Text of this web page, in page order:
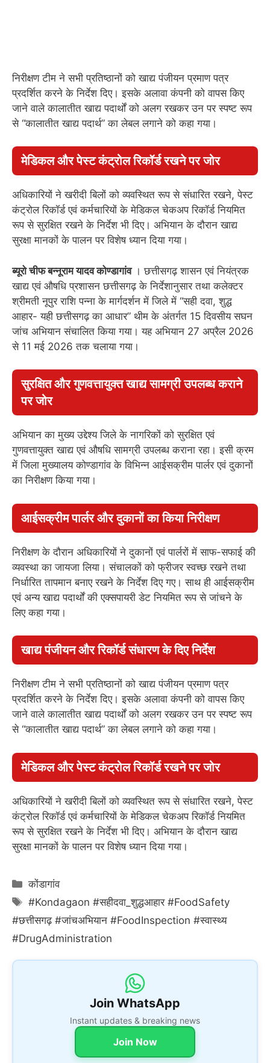
निरीक्षण टीम ने सभी प्रतिष्ठानों को खाद्य पंजीयन प्रमाण पत्र
प्रदर्शित करने के निर्देश दिए। इसके अलावा कंपनी को वापस किए
जाने वाले कालातीत खाद्य पदार्थों को अलग रखकर उन पर स्पष्ट रूप
से “कालातीत खाद्य पदार्थ” का लेबल लगाने को कहा गया।
मेडिकल और पेस्ट कंट्रोल रिकॉर्ड रखने पर जोर
अधिकारियों ने खरीदी बिलों को व्यवस्थित रूप से संधारित रखने, पेस्ट
कंट्रोल रिकॉर्ड एवं कर्मचारियों के मेडिकल चेकअप रिकॉर्ड नियमित
रूप से सुरक्षित रखने के निर्देश भी दिए। अभियान के दौरान खाद्य
सुरक्षा मानकों के पालन पर विशेष ध्यान दिया गया।
ब्यूरो चीफ बन्नूराम यादव कोण्डागांव। छत्तीसगढ़ शासन एवं नियंत्रक
खाद्य एवं औषधि प्रशासन छत्तीसगढ़ के निर्देशानुसार तथा कलेक्टर
श्रीमती नूपुर राशि पन्ना के मार्गदर्शन में जिले में “सही दवा, शुद्ध
आहार- यही छत्तीसगढ़ का आधार” थीम के अंतर्गत 15 दिवसीय सघन
जांच अभियान संचालित किया गया। यह अभियान 27 अप्रैल 2026
से 11 मई 2026 तक चलाया गया।
सुरक्षित और गुणवत्तायुक्त खाद्य सामग्री उपलब्ध कराने
पर जोर
अभियान का मुख्य उद्देश्य जिले के नागरिकों को सुरक्षित एवं
गुणवत्तायुक्त खाद्य एवं औषधि सामग्री उपलब्ध कराना रहा। इसी क्रम
में जिला मुख्यालय कोण्डागांव के विभिन्न आईसक्रीम पार्लर एवं दुकानों
का निरीक्षण किया गया।
आईसक्रीम पार्लर और दुकानों का किया निरीक्षण
निरीक्षण के दौरान अधिकारियों ने दुकानों एवं पार्लरों में साफ-सफाई की
व्यवस्था का जायजा लिया। संचालकों को फ्रीजर स्वच्छ रखने तथा
निर्धारित तापमान बनाए रखने के निर्देश दिए गए। साथ ही आईसक्रीम
एवं अन्य खाद्य पदार्थों की एक्सपायरी डेट नियमित रूप से जांचने के
लिए कहा गया।
खाद्य पंजीयन और रिकॉर्ड संधारण के दिए निर्देश
निरीक्षण टीम ने सभी प्रतिष्ठानों को खाद्य पंजीयन प्रमाण पत्र
प्रदर्शित करने के निर्देश दिए। इसके अलावा कंपनी को वापस किए
जाने वाले कालातीत खाद्य पदार्थों को अलग रखकर उन पर स्पष्ट रूप
से “कालातीत खाद्य पदार्थ” का लेबल लगाने को कहा गया।
मेडिकल और पेस्ट कंट्रोल रिकॉर्ड रखने पर जोर
अधिकारियों ने खरीदी बिलों को व्यवस्थित रूप से संधारित रखने, पेस्ट
कंट्रोल रिकॉर्ड एवं कर्मचारियों के मेडिकल चेकअप रिकॉर्ड नियमित
रूप से सुरक्षित रखने के निर्देश भी दिए। अभियान के दौरान खाद्य
सुरक्षा मानकों के पालन पर विशेष ध्यान दिया गया।
Categories
कोंडागांव
Tags
#Kondagaon #सहीदवा_शुद्धआहार #FoodSafety
#छत्तीसगढ़ #जांचअभियान #FoodInspection #स्वास्थ्य
#DrugAdministration
Join WhatsApp
Instant updates & breaking news
Join Now